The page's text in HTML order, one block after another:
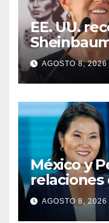
EE. UU.
pero
desafíos
AGOSTO 8, 2026
México y
relaciones
cuatro
AGOSTO 8, 2026